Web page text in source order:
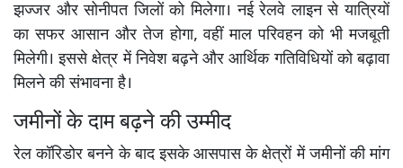
झज्जर और सोनीपत जिलों को मिलेगा। नई रेलवे लाइन से यात्रियों
का सफर आसान और तेज होगा, वहीं माल परिवहन को भी मजबूती
मिलेगी। इससे क्षेत्र में निवेश बढ़ने और आर्थिक गतिविधियों को बढ़ावा
मिलने की संभावना है।
जमीनों के दाम बढ़ने की उम्मीद
रेल कॉरिडोर बनने के बाद इसके आसपास के क्षेत्रों में जमीनों की मांग